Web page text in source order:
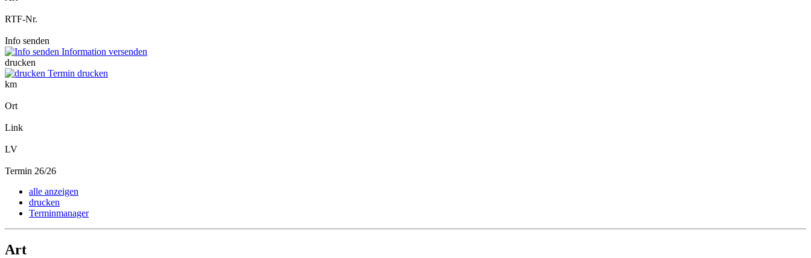
RTF-Nr.
Info senden
Information versenden
drucken
Termin drucken
km
Ort
Link
LV
Termin 26/26
alle anzeigen
drucken
Terminmanager
Art